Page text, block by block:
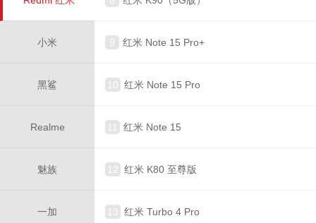
小米
黑鲨
Realme
魅族
一加
9 红米 Note 15 Pro+
10 红米 Note 15 Pro
红米 Note 15
12 红米 K80 至尊版
13 红米 Turbo 4 Pro